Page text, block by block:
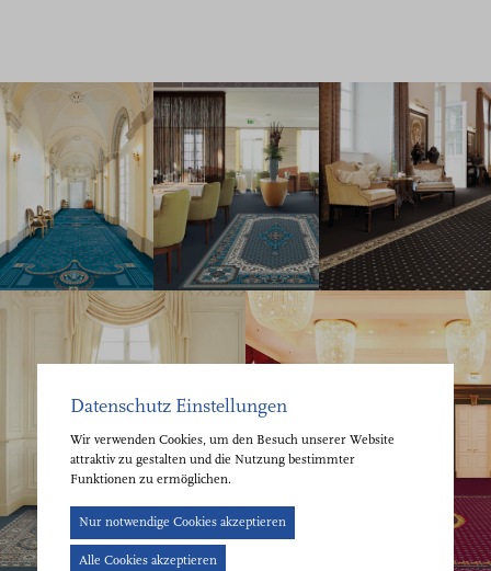
Datenschutz Einstellungen
Wir verwenden Cookies, um den Besuch unserer Website
attraktiv zu gestalten und die Nutzung bestimmter
Funktionen zu ermöglichen.
Nur notwendige Cookies akzeptieren
Alle Cookies akzeptieren
Cookie-